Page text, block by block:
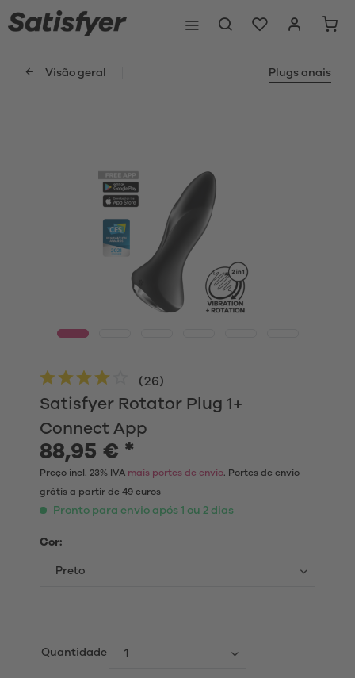
Visão geral Plugs anais
Satisfyer Rotator Plug 1+
Connect App
(26)
88,95 € *
Preço incl. 23% IVA mais portes de envio. Portes de envio
grátis a partir de 49 euros
Pronto para envio após 1 ou 2 dias
Cor:
Quantidade